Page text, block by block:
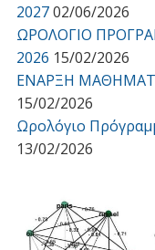
202702/06/2026
ΩΡΟΛΟΓΙΟ
2026 15/02/2026
ΕΝΑΡΞΗ
15/02/2026
Ωρολόγιο
13/02/2026